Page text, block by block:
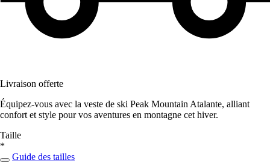
Livraison offerte
Équipez-vous avec la veste de ski Peak Mountain Atalante, alliant
confort et style pour vos aventures en montagne cet hiver.
Taille
*
Guide des tailles